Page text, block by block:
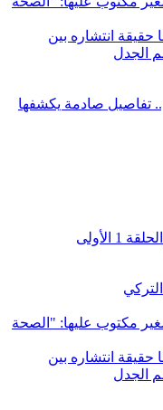
حقيقة انتشاره بين
الجدل
تفاصيل صادمة يكشفها
حقيقة انتشاره بين
الجدل